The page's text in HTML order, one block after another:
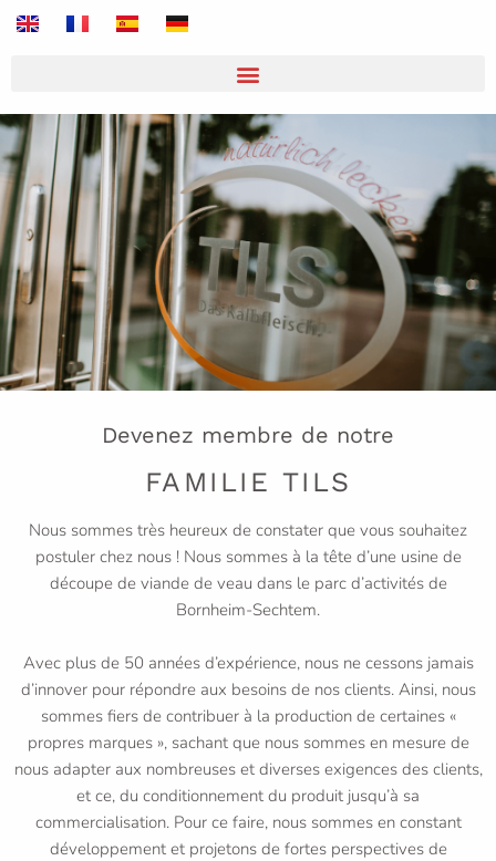
Devenez membre de notre
FAMILIE TILS
Nous sommes très heureux de constater que vous souhaitez
postuler chez nous ! Nous sommes à la tête d’une usine de
découpe de viande de veau dans le parc d’activités de
Bornheim-Sechtem.
Avec plus de 50 années d’expérience, nous ne cessons jamais
d’innover pour répondre aux besoins de nos clients. Ainsi, nous
sommes fiers de contribuer à la production de certaines «
propres marques », sachant que nous sommes en mesure de
nous adapter aux nombreuses et diverses exigences des clients,
et ce, du conditionnement du produit jusqu’à sa
commercialisation. Pour ce faire, nous sommes en constant
développement et projetons de fortes perspectives de